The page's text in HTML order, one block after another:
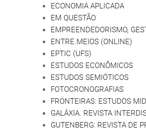
ECONOMIA APLICADA
EM QUESTÃO
EMPREENDEDORISMO,
ENTRE.MEIOS (ONLINE)
EPTIC (UFS)
ESTUDOS ECONÔMICOS
ESTUDOS SEMIÓTICOS
FOTOCRONOGRAFIAS
FRONTEIRAS: ESTUDOS
GALÁXIA. REVISTA
GUTENBERG: REVISTA DE